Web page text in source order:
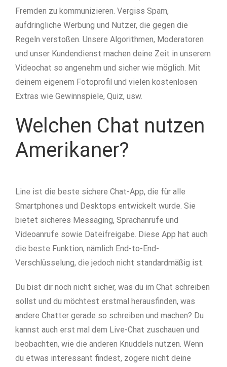
Fremden zu kommunizieren. Vergiss Spam,
aufdringliche Werbung und Nutzer, die gegen die
Regeln verstoßen. Unsere Algorithmen, Moderatoren
und unser Kundendienst machen deine Zeit in unserem
Videochat so angenehm und sicher wie möglich. Mit
deinem eigenem Fotoprofil und vielen kostenlosen
Extras wie Gewinnspiele, Quiz, usw.
Welchen Chat nutzen
Amerikaner?
Line ist die beste sichere Chat-App, die für alle
Smartphones und Desktops entwickelt wurde. Sie
bietet sicheres Messaging, Sprachanrufe und
Videoanrufe sowie Dateifreigabe. Diese App hat auch
die beste Funktion, nämlich End-to-End-
Verschlüsselung, die jedoch nicht standardmäßig ist.
Du bist dir noch nicht sicher, was du im Chat schreiben
sollst und du möchtest erstmal herausfinden, was
andere Chatter gerade so schreiben und machen? Du
kannst auch erst mal dem Live-Chat zuschauen und
beobachten, wie die anderen Knuddels nutzen. Wenn
du etwas interessant findest, zögere nicht deine